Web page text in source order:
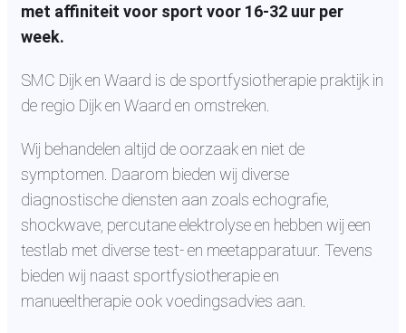
met affiniteit voor sport voor 16-32 uur per
week.
SMC Dijk en Waard is de sportfysiotherapie praktijk in
de regio Dijk en Waard en omstreken.
Wij behandelen altijd de oorzaak en niet de
symptomen. Daarom bieden wij diverse
diagnostische diensten aan zoals echografie,
shockwave, percutane elektrolyse en hebben wij een
testlab met diverse test- en meetapparatuur. Tevens
bieden wij naast sportfysiotherapie en
manueeltherapie ook voedingsadvies aan.